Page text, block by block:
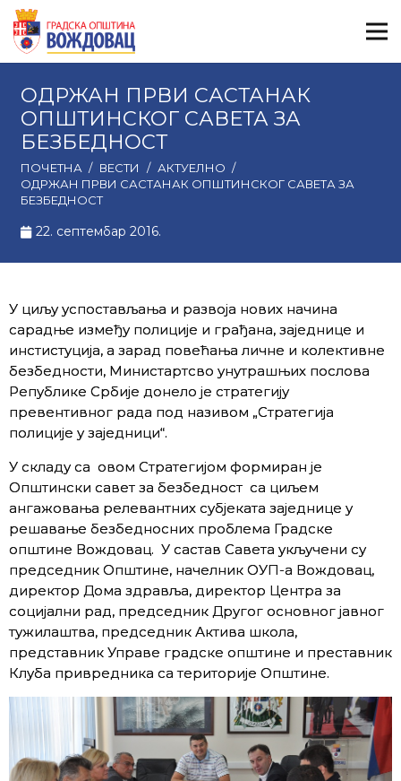
ОДРЖАН ПРВИ САСТАНАК
ОПШТИНСКОГ САВЕТА ЗА
БЕЗБЕДНОСТ
ПОЧЕТНА / ВЕСТИ / АКТУЕЛНО /
ОДРЖАН ПРВИ САСТАНАК ОПШТИНСКОГ САВЕТА ЗА
БЕЗБЕДНОСТ
22. септембар 2016.
У циљу успостављања и развоја нових начина
сарадње између полиције и грађана, заједнице и
инстистуција, а зарад повећања личне и колективне
безбедности, Министартсво унутрашњих послова
Републике Србије донело је стратегију
превентивног рада под називом „Стратегија
полиције у заједници“.
У складу са овом Стратегијом формиран је
Општински савет за безбедност са циљем
ангажовања релевантних субјеката заједнице у
решавање безбедносних проблема Градске
општине Вождовац. У састав Савета укључени су
председник Општине, начелник ОУП-а Вождовац,
директор Дома здравља, директор Центра за
социјални рад, председник Другог основног јавног
тужилаштва, председник Актива школа,
представник Управе градске општине и преставник
Клуба привредника са територије Општине.